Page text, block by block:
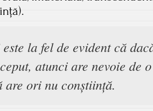
este la fel de evident că
atunci are nevoie de
are ori nu conștiință.